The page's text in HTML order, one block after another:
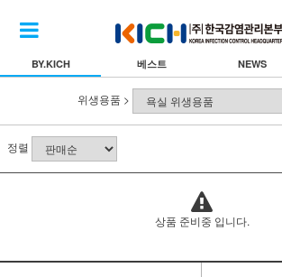
BY.KICH 베스트 NEWS
위생용품 >
정렬
상품 준비중 입니다.